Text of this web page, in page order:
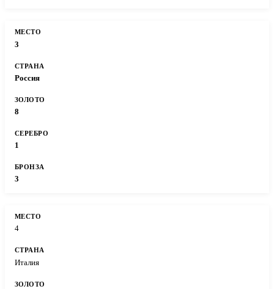
3
Россия
8
1
3
4
Италия